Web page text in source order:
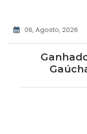
06, Agosto, 2026